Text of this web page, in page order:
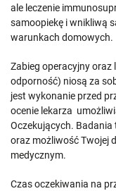
ale leczenie
samoopiekę i wnikliwą
warunkach domowych.
Zabieg operacyjny oraz
odporność) niosą za
jest wykonanie przed
ocenie lekarza
Oczekujących. Badania
oraz możliwość Twojej
medycznym.
Czas oczekiwania na